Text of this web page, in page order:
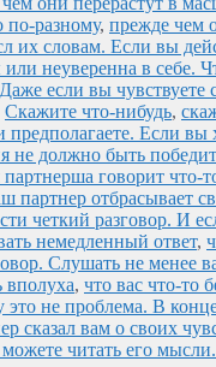
по-разному, прежде чем
их словам. Если вы
неуверенна в себе.
если вы чувствуете
Скажите что-нибудь,
Если вы
не должно быть
говорит что-
партнер отбрасывает
четкий разговор. И
немедленный ответ,
Слушать не менее
вполуха, что вас что-то
это не проблема. В
сказал вам о своих
читать его